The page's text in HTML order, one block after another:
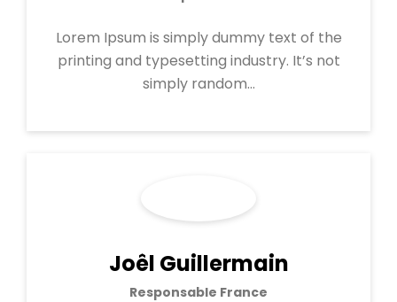
Lorem Ipsum is simply dummy text of the
printing and typesetting industry. It’s not
simply random…
Joêl Guillermain
Responsable France